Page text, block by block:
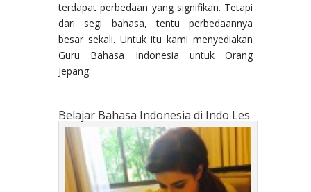
terdapat perbedaan yang signifikan. Tetapi
dari segi bahasa, tentu perbedaannya
besar sekali. Untuk itu kami menyediakan
Guru Bahasa Indonesia untuk Orang
Jepang.
Belajar Bahasa Indonesia di Indo Les